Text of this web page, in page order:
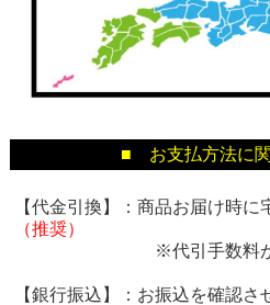
■ お支払方法に
【代金引換】：商品お届け時に
（推奨）
※代引手数料が別途
【銀行振込】：お振込を確認